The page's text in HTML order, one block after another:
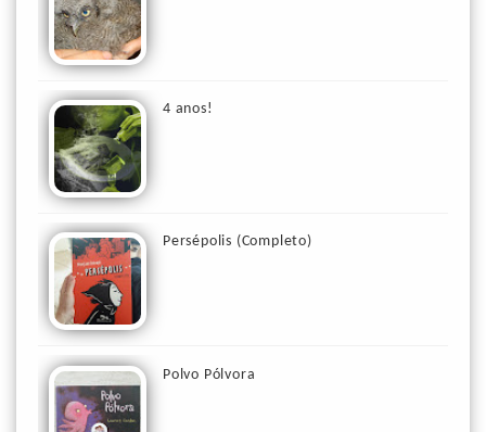
4 anos!
Persépolis (Completo)
Polvo Pólvora